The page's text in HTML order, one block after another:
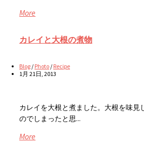
More
カレイと大根の煮物
Blog / Photo / Recipe
1月 21日, 2013
カレイを大根と煮ました。大根を味見
のでしまったと思...
More